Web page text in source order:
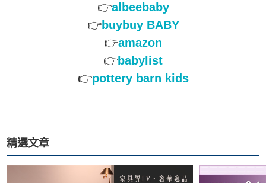
👉albeebaby
👉buybuy BABY
👉amazon
👉babylist
👉pottery barn kids
精選文章